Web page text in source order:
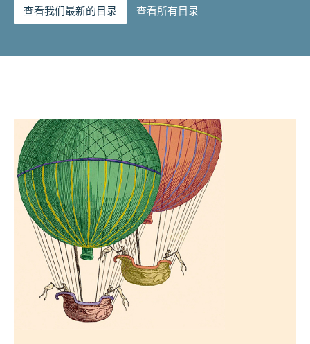
查看我们最新的目录 查看所有目录